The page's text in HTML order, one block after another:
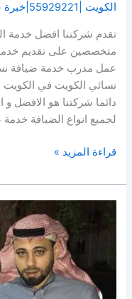
الكويت |55929221|خبرة سنين
تقدم شركتنا افضل خدمة
متخصصين على تقديم
عمل مدرب خدمة ضيافة
نسائي الكويت في الكويت
دائما شركتنا هو الافضل
لجميع انواع الضيافة
قراءة المزيد »
رجال
|55929221